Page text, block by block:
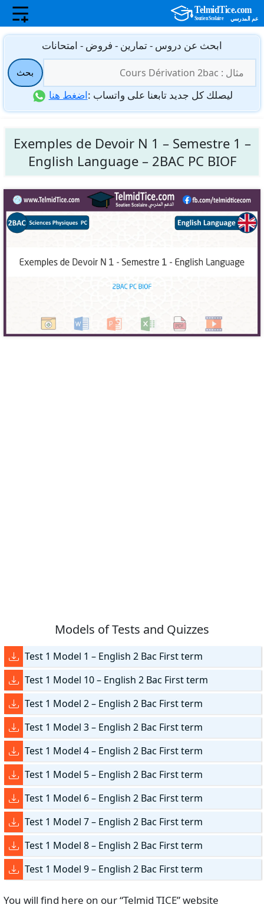
انتقل
المحتوى
ابحث عن دروس - تمارين - فروض - امتحانات
عن:
بحث
ليصلك كل جديد تابعنا على واتساب :اضغط هنا
Exemples de Devoir N 1 – Semestre 1 –
English Language – 2BAC PC BIOF
Models of Tests and Quizzes
Test 1 Model 1 – English 2 Bac First term
Test 1 Model 10 – English 2 Bac First term
Test 1 Model 2 – English 2 Bac First term
Test 1 Model 3 – English 2 Bac First term
Test 1 Model 4 – English 2 Bac First term
Test 1 Model 5 – English 2 Bac First term
Test 1 Model 6 – English 2 Bac First term
Test 1 Model 7 – English 2 Bac First term
Test 1 Model 8 – English 2 Bac First term
Test 1 Model 9 – English 2 Bac First term
You will find here on our “Telmid TICE” website